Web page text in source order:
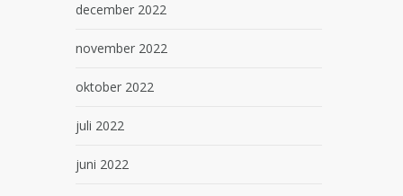
december 2022
november 2022
oktober 2022
juli 2022
juni 2022